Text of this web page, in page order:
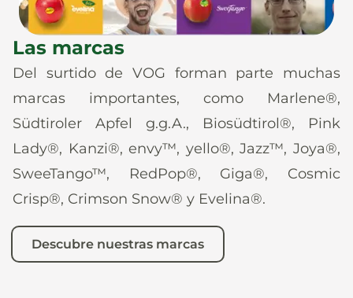
Las marcas
Del surtido de VOG forman parte muchas
marcas importantes, como Marlene®,
Südtiroler Apfel g.g.A., Biosüdtirol®, Pink
Lady®, Kanzi®, envy™, yello®, Jazz™, Joya®,
SweeTango™, RedPop®, Giga®, Cosmic
Crisp®, Crimson Snow® y Evelina®.
Descubre nuestras marcas